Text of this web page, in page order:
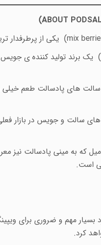
(ABOUT
mix) یکی از پرطرفدار
یک برند تولید کننده ی جویس
های پادسالت طعم خیلی
سالت و جویس در بازار
در نظر داشته باشید پادسالت های 10
مهم و ضروری برای
کرد.